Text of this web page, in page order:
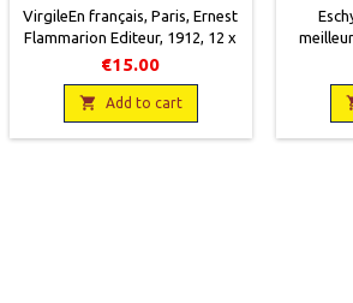
VirgileEn français, Paris, Ernest
Flammarion Editeur, 1912, 12 x
19, 357 pages, relié, occasion.
muet à trois faux nerfs. Plats
cartonnés assortis avec coins
en cuir. Papier jauni.
€15.00
 Add to cart
pages,
état.
et une